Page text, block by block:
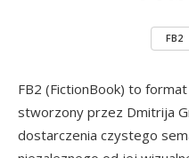
FB2
FB2 (FictionBook) to
stworzony przez Dmitrija
dostarczenia czystego